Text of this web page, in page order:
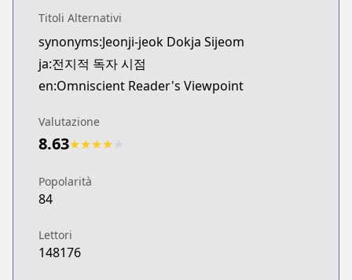
https://www.webtoons.com/es/fantasy/
Webtoons
Webtoons
https://www.webtoons.com/zh-hant/fantasy/
Webtoons
https://www.webtoons.com/th/fantasy/
Webtoons
https://www.webtoons.com/en/action/
Naver Webtoon
https://comic.naver.com/webtoon/
Titoli Alternativi
synonyms:Jeonji-jeok Dokja Sijeom
ja:전지적 독자 시점
en:Omniscient Reader's Viewpoint
Valutazione
8.63★★★★
Popolarità
84
Lettori
148176